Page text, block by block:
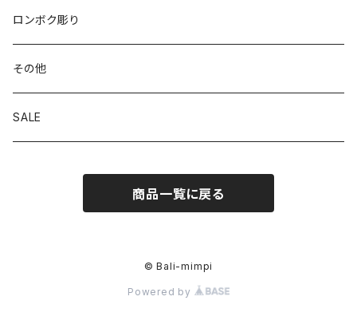
ロンボク彫り
その他
SALE
商品一覧に戻る
© Bali-mimpi
Powered by